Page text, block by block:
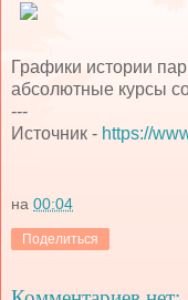
Графики истории
абсолютные курсы
---
Источник - https://
на 00:04
Поделиться